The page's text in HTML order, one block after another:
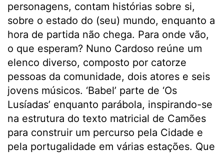
personagens, contam histórias sobre si,
sobre o estado do (seu) mundo, enquanto a
hora de partida não chega. Para onde vão,
o que esperam? Nuno Cardoso reúne um
elenco diverso, composto por catorze
pessoas da comunidade, dois atores e seis
jovens músicos. ‘Babel’ parte de ‘Os
Lusíadas’ enquanto parábola, inspirando-se
na estrutura do texto matricial de Camões
para construir um percurso pela Cidade e
pela portugalidade em várias estações. Que